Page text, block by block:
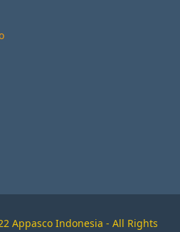
Appasco Indonesia - All Rights